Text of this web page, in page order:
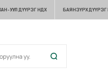
УУЛ ДҮҮРЭГ НДХ БАЯНЗҮРХ ДҮҮРЭГ